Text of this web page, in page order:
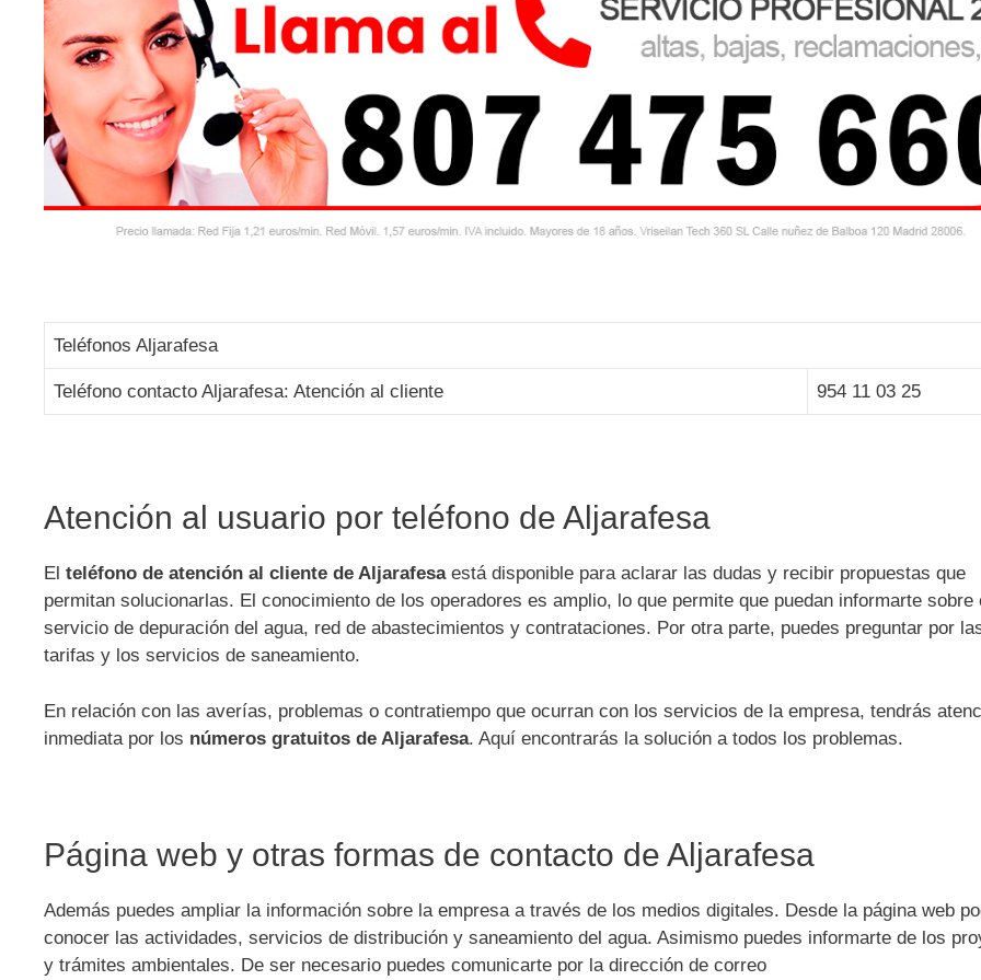
Teléfonos Aljarafesa
Teléfono contacto Aljarafesa: Atención al cliente 954 11 03 25
Atención al usuario por teléfono de Aljarafesa
El teléfono de atención al cliente de Aljarafesaestá disponible para aclarar las dudas y recibir propuestas que
permitan solucionarlas. El conocimiento de los operadores es amplio, lo que permite que puedan informarte sobre
servicio de depuración del agua, red de abastecimientos y contrataciones. Por otra parte, puedes preguntar por
tarifas y los servicios de saneamiento.
En relación con las averías, problemas o contratiempo que ocurran con los servicios de la empresa, tendrás
inmediata por los números gratuitos de Aljarafesa. Aquí encontrarás la solución a todos los problemas.
Página web y otras formas de contacto de Aljarafesa
Además puedes ampliar la información sobre la empresa a través de los medios digitales. Desde la página web
conocer las actividades, servicios de distribución y saneamiento del agua. Asimismo puedes informarte de los
y trámites ambientales. De ser necesario puedes comunicarte por la dirección de correo